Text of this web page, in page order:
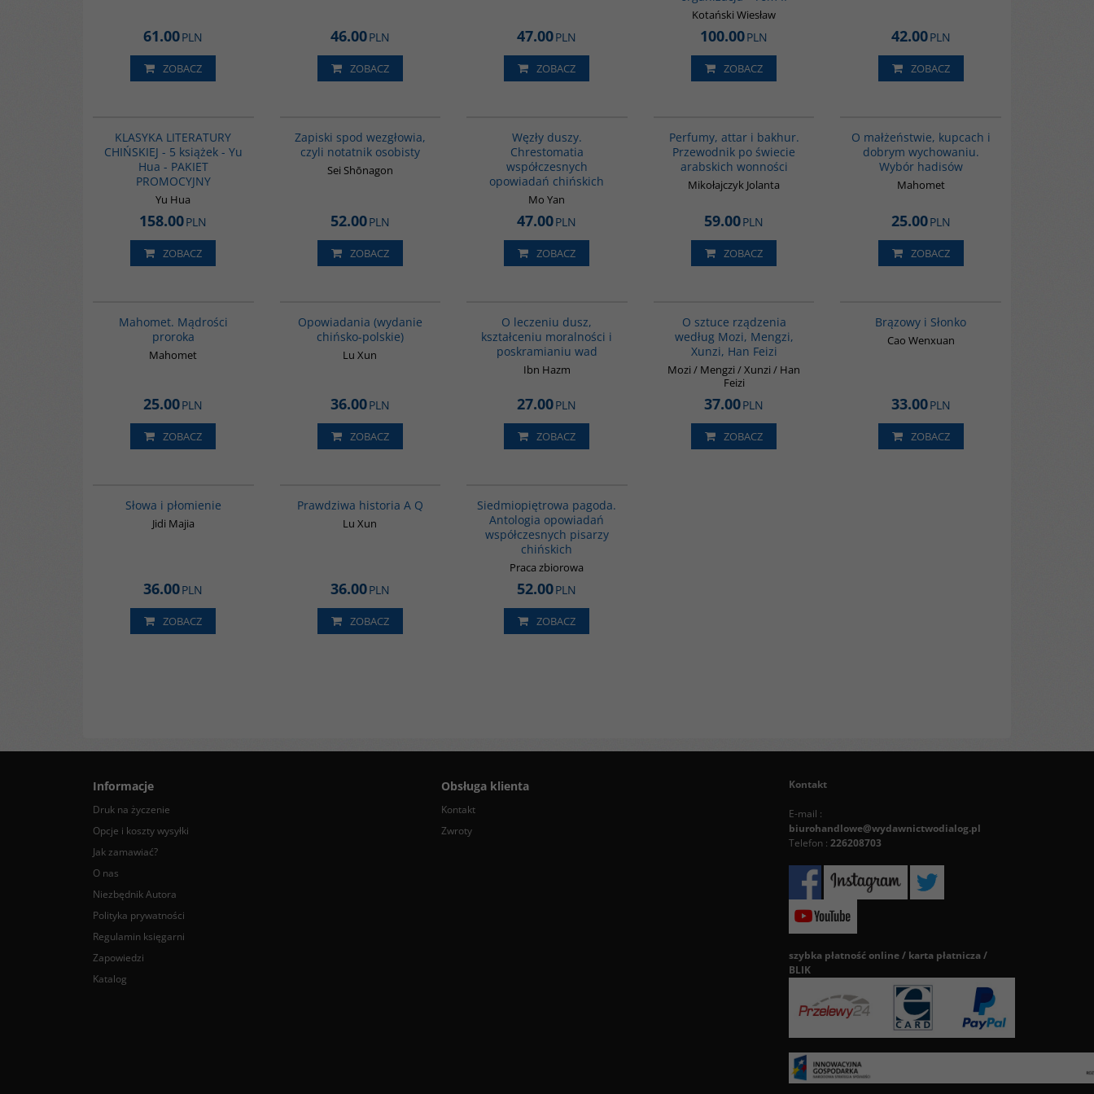
61.00PLN
ZOBACZ
46.00PLN
ZOBACZ
47.00PLN
ZOBACZ
Kotański Wiesław
100.00PLN
ZOBACZ
42.00PLN
ZOBACZ
KLASYKA LITERATURY
CHIŃSKIEJ - 5 książek - Yu
Hua - PAKIET
PROMOCYJNY
Yu Hua
158.00PLN
ZOBACZ
Zapiski spod wezgłowia,
czyli notatnik osobisty
Sei Shōnagon
52.00PLN
ZOBACZ
Węzły duszy.
Chrestomatia
współczesnych
opowiadań chińskich
Mo Yan
47.00PLN
ZOBACZ
Perfumy, attar i bakhur.
Przewodnik po świecie
arabskich wonności
Mikołajczyk Jolanta
59.00PLN
ZOBACZ
O małżeństwie, kupcach i
dobrym wychowaniu.
Wybór hadisów
Mahomet
25.00PLN
ZOBACZ
Mahomet. Mądrości
proroka
Mahomet
25.00PLN
ZOBACZ
Opowiadania (wydanie
chińsko-polskie)
Lu Xun
36.00PLN
ZOBACZ
O leczeniu dusz,
kształceniu moralności i
poskramianiu wad
Ibn Hazm
27.00PLN
ZOBACZ
O sztuce rządzenia
według Mozi, Mengzi,
Xunzi, Han Feizi
Mozi / Mengzi / Xunzi / Han
Feizi
37.00PLN
ZOBACZ
Brązowy i Słonko
Cao Wenxuan
33.00PLN
ZOBACZ
Słowa i płomienie
Jidi Majia
36.00PLN
ZOBACZ
Prawdziwa historia A Q
Lu Xun
36.00PLN
ZOBACZ
Siedmiopiętrowa pagoda.
Antologia opowiadań
współczesnych pisarzy
chińskich
Praca zbiorowa
52.00PLN
ZOBACZ
Informacje
Druk na życzenie
Opcje i koszty wysyłki
Jak zamawiać?
O nas
Niezbędnik Autora
Polityka prywatności
Regulamin księgarni
Zapowiedzi
Katalog
Obsługa klienta
Kontakt
Zwroty
Kontakt
E-mail :
biurohandlowe@wydawnictwodialog.pl
Telefon : 226208703
szybka płatność online / karta płatnicza /
BLIK